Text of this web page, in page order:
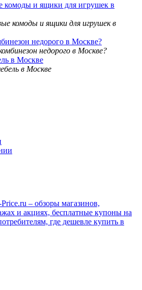
комоды и ящики для игрушек в
недорого в Москве?
в Москве
– обзоры магазинов,
и акциях, бесплатные купоны на
где дешевле купить в